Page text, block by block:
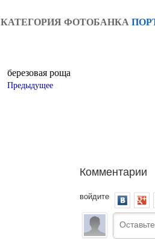
КАТЕГОРИЯ ФОТОБАНКА
березовая роща
Предыдущее
Комментарии
войдите